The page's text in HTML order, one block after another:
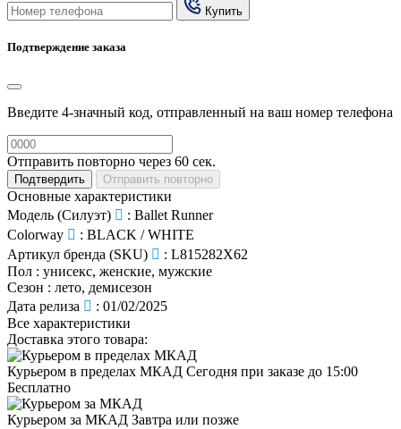
Купить
Подтверждение заказа
Введите 4-значный код, отправленный на ваш номер телефона
Отправить повторно через 60 сек.
Подтвердить Отправить повторно
Основные характеристики
Модель (Силуэт)
: Ballet Runner
Colorway
: BLACK / WHITE
Артикул бренда (SKU)
: L815282X62
Пол : унисекс, женские, мужские
Сезон : лето, демисезон
Дата релиза
: 01/02/2025
Все характеристики
Доставка этого товара:
Курьером в пределах МКАД Сегодня при заказе до 15:00
Бесплатно
Курьером за МКАД Завтра или позже